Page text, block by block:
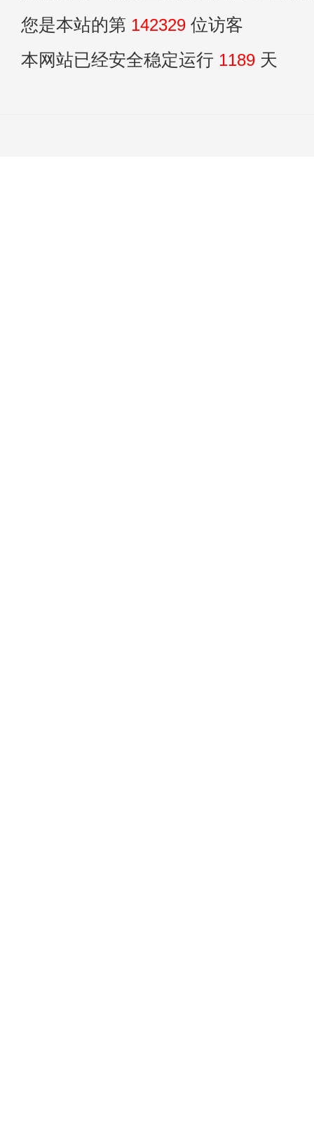
您是本站的第 142329 位访客
本网站已经安全稳定运行 1189 天